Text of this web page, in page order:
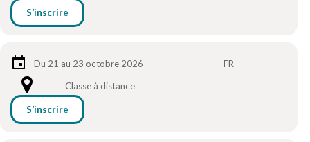
S’inscrire
Du 21 au 23 octobre 2026
FR
Classe à distance
S’inscrire